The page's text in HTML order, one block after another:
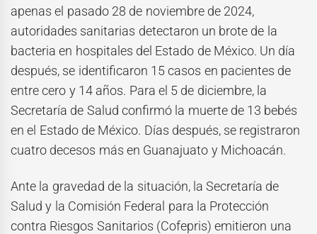
apenas el pasado 28 de noviembre de 2024,
autoridades sanitarias detectaron un brote de la
bacteria en hospitales del Estado de México. Un día
después, se identificaron 15 casos en pacientes de
entre cero y 14 años. Para el 5 de diciembre, la
Secretaría de Salud confirmó la muerte de 13 bebés
en el Estado de México. Días después, se registraron
cuatro decesos más en Guanajuato y Michoacán.
Ante la gravedad de la situación, la Secretaría de
Salud y la Comisión Federal para la Protección
contra Riesgos Sanitarios (Cofepris) emitieron una